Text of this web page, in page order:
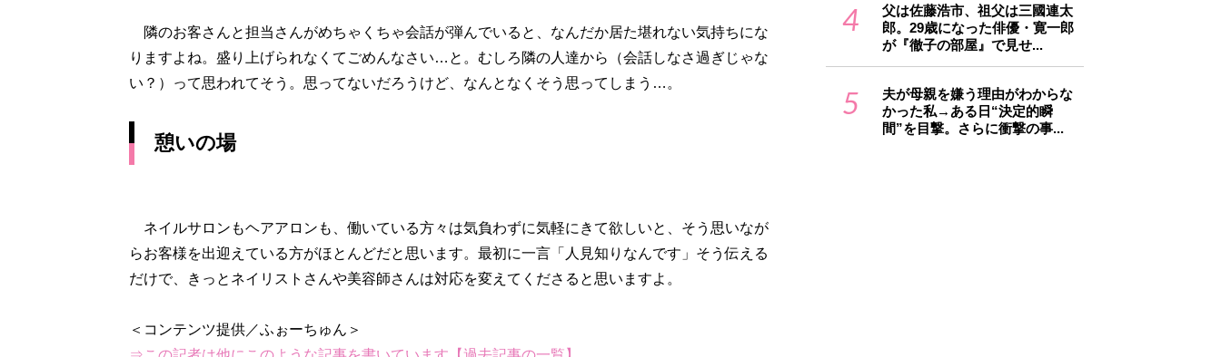
隣のお客さんと担当さんがめちゃくちゃ会話が弾んでいると、なんだか居た堪れない気持ちにな
りますよね。盛り上げられなくてごめんなさい…と。むしろ隣の人達から（会話しなさ過ぎじゃな
い？）って思われてそう。思ってないだろうけど、なんとなくそう思ってしまう…。
憩いの場
ネイルサロンもヘアアロンも、働いている方々は気負わずに気軽にきて欲しいと、そう思いなが
らお客様を出迎えている方がほとんどだと思います。最初に一言「人見知りなんです」そう伝える
だけで、きっとネイリストさんや美容師さんは対応を変えてくださると思いますよ。
4
父は佐藤浩市、祖父は三國連太
郎。29歳になった俳優・寛一郎
が『徹子の部屋』で見せ...
5
夫が母親を嫌う理由がわからな
かった私→ある日“決定的瞬
間”を目撃。さらに衝撃の事...